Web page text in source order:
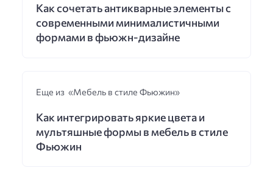
Как сочетать антикварные элементы с
современными минималистичными
формами в фьюжн-дизайне
Еще из «Мебель в стиле Фьюжин»
Как интегрировать яркие цвета и
мультяшные формы в мебель в стиле
Фьюжин